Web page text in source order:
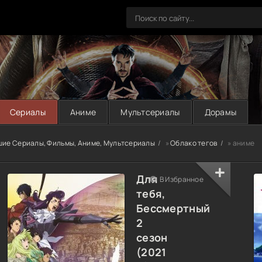
Сериалы Аниме Мультсериалы Дорамы
Сериалы, Фильмы, Аниме, Мультсериалы »Облако тегов » аниме
Для
тебя,
Бессмертный
2
сезон
(2021
В Избранное